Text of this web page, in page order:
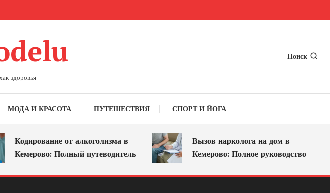
здоровья
Поиск
МОДА И КРАСОТА ПУТЕШЕСТВИЯ СПОРТ И ЙОГА
Кодирование от алкоголизма в
Кемерово: Полный путеводитель
Вызов нарколога на дом в
Кемерово: Полное руководство